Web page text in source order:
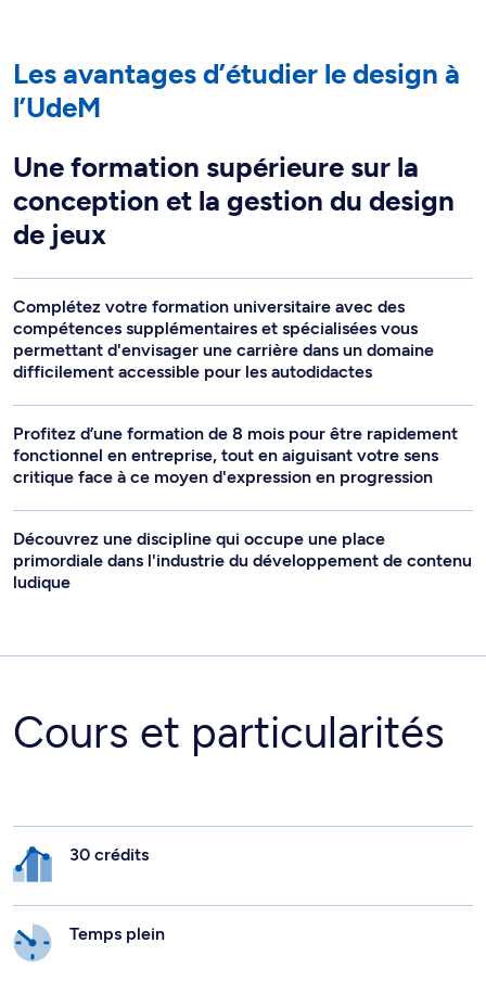
Les avantages d’étudier le design à
l’UdeM
Une formation supérieure sur la
conception et la gestion du design
de jeux
Complétez votre formation universitaire avec des
compétences supplémentaires et spécialisées vous
permettant d'envisager une carrière dans un domaine
difficilement accessible pour les autodidactes
Profitez d’une formation de 8 mois pour être rapidement
fonctionnel en entreprise, tout en aiguisant votre sens
critique face à ce moyen d'expression en progression
Découvrez une discipline qui occupe une place
primordiale dans l'industrie du développement de contenu
ludique
Cours et particularités
30 crédits
Temps plein